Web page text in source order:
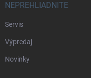
NEPREHLIADNITE
Servis
Výpredaj
Novinky